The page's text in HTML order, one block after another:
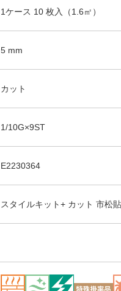
1ケース 10 枚入（1.6㎡）
5 mm
カット
1/10G×9ST
E2230364
スタイルキット+ カット 市松